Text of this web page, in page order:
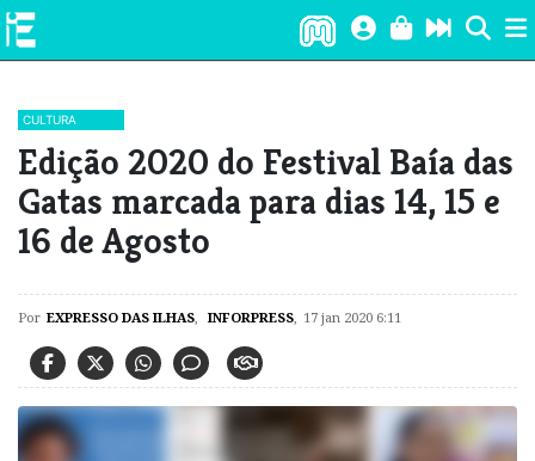
CULTURA
Edição 2020 do Festival Baía das
Gatas marcada para dias 14, 15 e
16 de Agosto
Por EXPRESSO DAS ILHAS, INFORPRESS, 17 jan 2020 6:11